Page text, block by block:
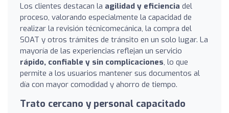
Los clientes destacan la agilidad y eficiencia del
proceso, valorando especialmente la capacidad de
realizar la revisión técnicomecánica, la compra del
SOAT y otros trámites de tránsito en un solo lugar. La
mayoría de las experiencias reflejan un servicio
rápido, confiable y sin complicaciones, lo que
permite a los usuarios mantener sus documentos al
día con mayor comodidad y ahorro de tiempo.
Trato cercano y personal capacitado